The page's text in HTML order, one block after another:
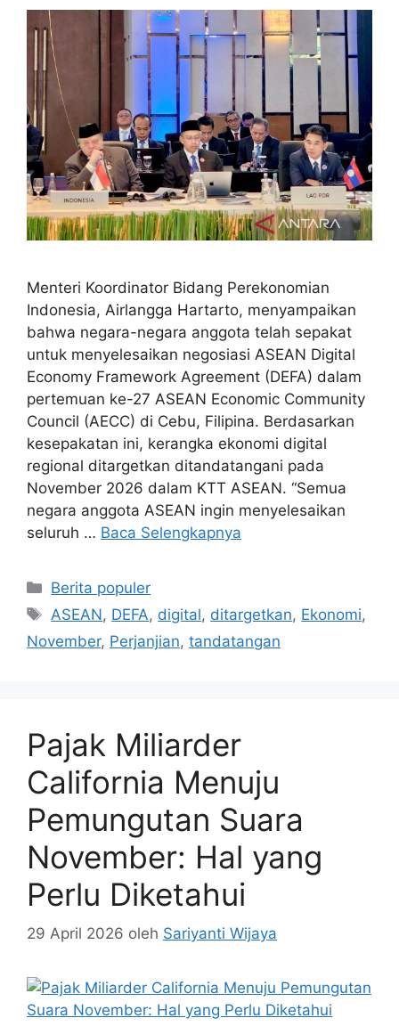
Menteri Koordinator Bidang Perekonomian
Indonesia, Airlangga Hartarto, menyampaikan
bahwa negara-negara anggota telah sepakat
untuk menyelesaikan negosiasi ASEAN Digital
Economy Framework Agreement (DEFA) dalam
pertemuan ke-27 ASEAN Economic Community
Council (AECC) di Cebu, Filipina. Berdasarkan
kesepakatan ini, kerangka ekonomi digital
regional ditargetkan ditandatangani pada
November 2026 dalam KTT ASEAN. “Semua
negara anggota ASEAN ingin menyelesaikan
seluruh … Baca Selengkapnya
Kategori
Berita populer
Tag
ASEAN, DEFA, digital, ditargetkan, Ekonomi,
November, Perjanjian, tandatangan
Pajak Miliarder
California Menuju
Pemungutan Suara
November: Hal yang
Perlu Diketahui
29 April 2026 oleh Sariyanti Wijaya